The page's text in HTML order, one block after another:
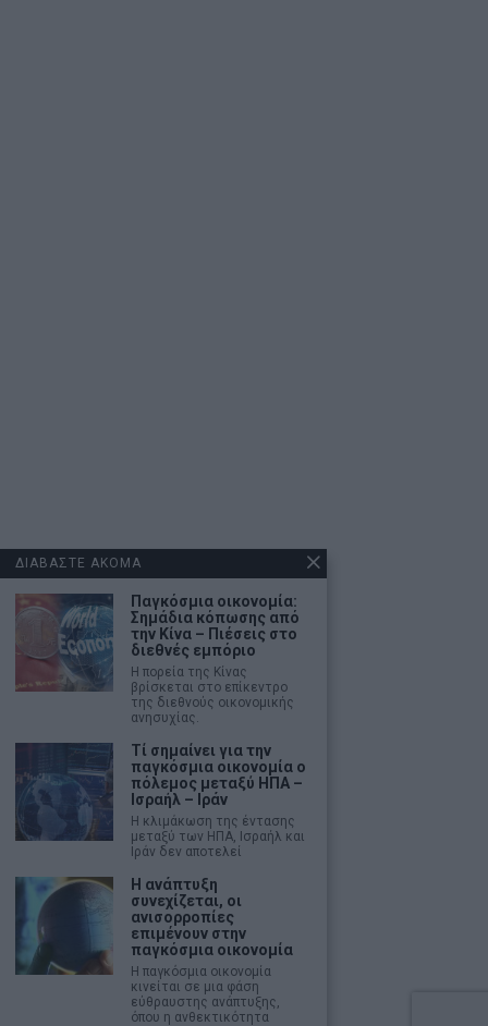
ΔΙΑΒΑΣΤΕ ΑΚΟΜΑ
Παγκόσμια οικονομία:
Σημάδια κόπωσης από
την Κίνα – Πιέσεις στο
διεθνές εμπόριο
Η πορεία της Κίνας
βρίσκεται στο επίκεντρο
της διεθνούς οικονομικής
ανησυχίας.
Τί σημαίνει για την
παγκόσμια οικονομία ο
πόλεμος μεταξύ ΗΠΑ –
Ισραήλ – Ιράν
Η κλιμάκωση της έντασης
μεταξύ των ΗΠΑ, Ισραήλ και
Ιράν δεν αποτελεί
Η ανάπτυξη
συνεχίζεται, οι
ανισορροπίες
επιμένουν στην
παγκόσμια οικονομία
Η παγκόσμια οικονομία
κινείται σε μια φάση
εύθραυστης ανάπτυξης,
όπου η ανθεκτικότητα